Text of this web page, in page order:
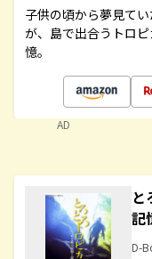
子供の頃から夢見て
が、島で出合うトロ
憶。
AD
と
記
D-